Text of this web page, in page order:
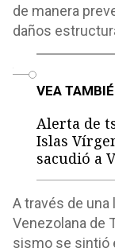
de manera
daños
VEA
Alerta de
Islas
sacudió a
A través de una
Venezolana de
sismo se sintió